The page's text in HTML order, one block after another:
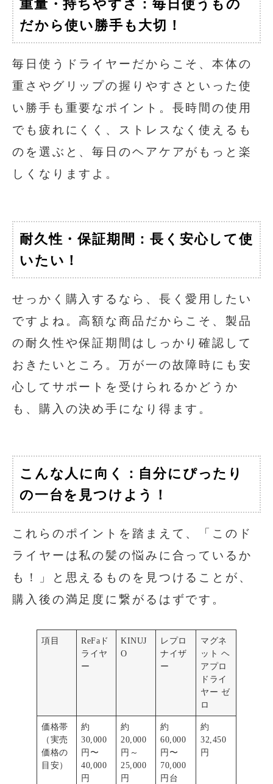
重量・持ちやすさ：毎日使うもの
だから使い勝手も大切！
毎日使うドライヤーだからこそ、本体の
重さやグリップの握りやすさといった使
い勝手も重要なポイント。長時間の使用
でも疲れにくく、ストレスなく使えるも
のを選ぶと、毎日のヘアケアがもっと楽
しくなりますよ。
耐久性・保証期間：長く安心して使
いたい！
せっかく購入するなら、長く愛用したい
ですよね。高額な商品だからこそ、製品
の耐久性や保証期間はしっかり確認して
おきたいところ。万が一の故障時にも安
心してサポートを受けられるかどうか
も、購入の決め手になり得ます。
こんな人に向く：自分にぴったり
の一台を見つけよう！
これらのポイントを踏まえて、「このド
ライヤーは私の髪の悩みに合っているか
も！」と思えるものを見つけることが、
購入後の満足度に繋がるはずです。
項目
ReFaド
ライヤ
ー
KINUJ
O
レプロ
ナイザ
ー
マグネ
ット ヘ
アプロ
ドライ
ヤー ゼ
ロ
価格帯
（実売
価格の
目安）
約
30,000
円〜
40,000
円
約
20,000
円～
25,000
円
約
60,000
円〜
70,000
円台
約
32,450
円